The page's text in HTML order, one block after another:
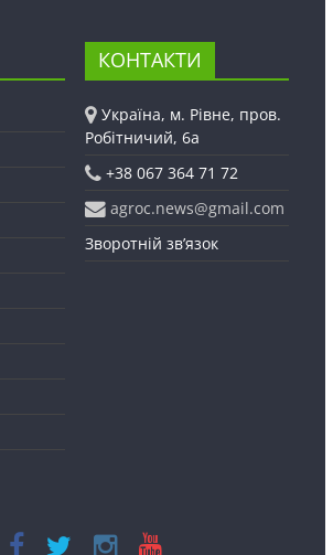
КОНТАКТИ
Україна, м. Рівне, пров.
Робітничий, 6а
+38 067 364 71 72
agroc.news@gmail.com
Зворотній зв’язок